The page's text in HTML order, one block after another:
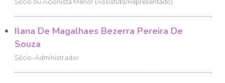
Ilana De Magalhaes Bezerra Pereira De
Souza
Sócio-Administrador